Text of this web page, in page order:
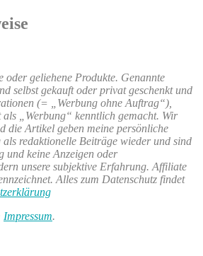
oder geliehene Produkte. Genannte
selbst gekauft oder privat geschenkt und
(= „Werbung ohne Auftrag“),
als „Werbung“ kenntlich gemacht. Wir
die Artikel geben meine persönliche
redaktionelle Beiträge wieder und sind
und keine Anzeigen oder
unsere subjektive Erfahrung. Affiliate
Alles zum Datenschutz findet
Impressum.